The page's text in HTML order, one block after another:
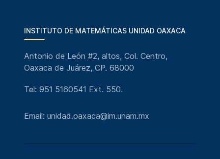
INSTITUTO DE MATEMÁTICAS UNIDAD OAXACA
Antonio de León #2, altos, Col. Centro,
Oaxaca de Juárez, CP. 68000
Tel: 951 5160541 Ext. 550.
Email: unidad.oaxaca@im.unam.mx